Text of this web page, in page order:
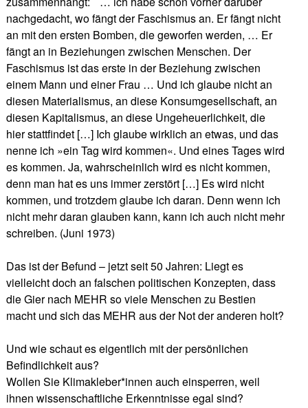
nachgedacht, wo fängt der Faschismus an. Er fängt nicht
an mit den ersten Bomben, die geworfen werden, … Er
fängt an in Beziehungen zwischen Menschen. Der
Faschismus ist das erste in der Beziehung zwischen
einem Mann und einer Frau … Und ich glaube nicht an
diesen Materialismus, an diese Konsumgesellschaft, an
diesen Kapitalismus, an diese Ungeheuerlichkeit, die
hier stattfindet […] Ich glaube wirklich an etwas, und das
nenne ich »ein Tag wird kommen«. Und eines Tages wird
es kommen. Ja, wahrscheinlich wird es nicht kommen,
denn man hat es uns immer zerstört […] Es wird nicht
kommen, und trotzdem glaube ich daran. Denn wenn ich
nicht mehr daran glauben kann, kann ich auch nicht mehr
schreiben. (Juni 1973)
Das ist der Befund – jetzt seit 50 Jahren: Liegt es
vielleicht doch an falschen politischen Konzepten, dass
die Gier nach MEHR so viele Menschen zu Bestien
macht und sich das MEHR aus der Not der anderen holt?
Und wie schaut es eigentlich mit der persönlichen
Befindlichkeit aus?
Wollen Sie Klimakleber*innen auch einsperren, weil
ihnen wissenschaftliche Erkenntnisse egal sind?